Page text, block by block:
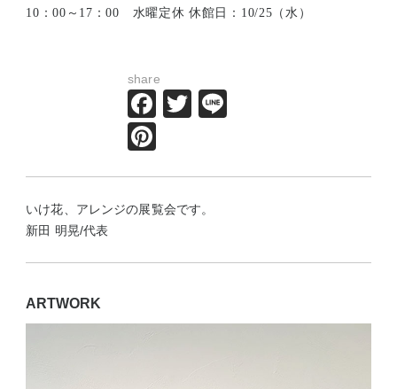
10：00～17：00 水曜定休 休館日：10/25（水）
share
Facebook
Twitter
いけ花、アレンジの展覧会です。
新田 明晃/代表
ARTWORK